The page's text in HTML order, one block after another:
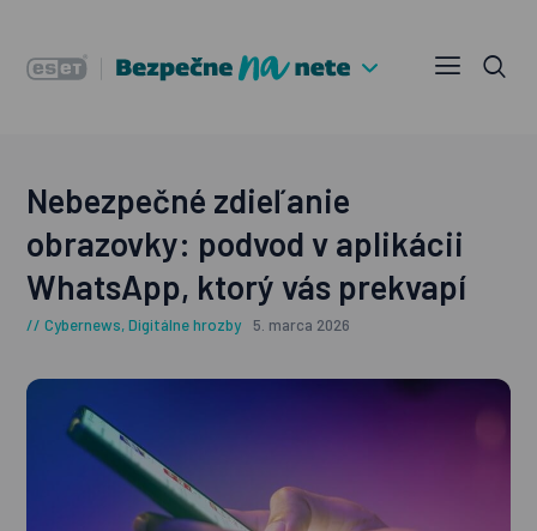
Nebezpečné zdieľanie
obrazovky: podvod v aplikácii
WhatsApp, ktorý vás prekvapí
Cybernews,Digitálne hrozby 5. marca 2026